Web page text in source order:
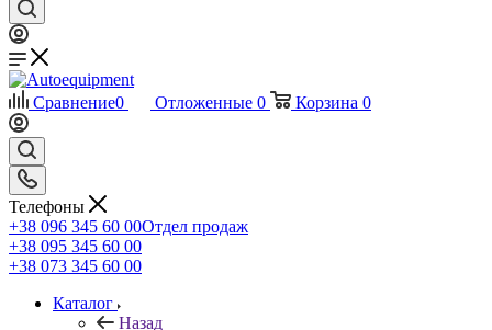
Сравнение0 Отложенные 0 Корзина 0
Телефоны
+38 096 345 60 00Отдел продаж
+38 095 345 60 00
+38 073 345 60 00
Каталог
Назад